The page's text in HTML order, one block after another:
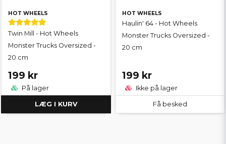
HOT WHEELS
Twin Mill - Hot Wheels
Monster Trucks Oversized -
20 cm
199 kr
På lager
LÆG I KURV
HOT WHEELS
Haulin' 64 - Hot Wheels
Monster Trucks Oversized -
20 cm
199 kr
Ikke på lager
Få besked